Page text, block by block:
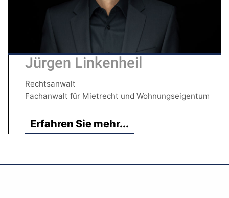
Jürgen Linkenheil
Rechtsanwalt
Fachanwalt für Mietrecht und Wohnungseigentum
Erfahren Sie mehr...